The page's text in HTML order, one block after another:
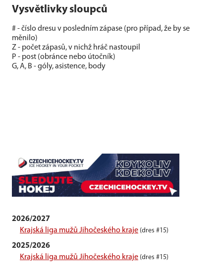
Vysvětlivky sloupců
# - číslo dresu v posledním zápase (pro případ, že by se
měnilo)
Z - počet zápasů, v nichž hráč nastoupil
P - post (obránce nebo útočník)
G, A, B - góly, asistence, body
2026/2027
Krajská liga mužů Jihočeského kraje (dres #15)
2025/2026
Krajská liga mužů Jihočeského kraje (dres #15)